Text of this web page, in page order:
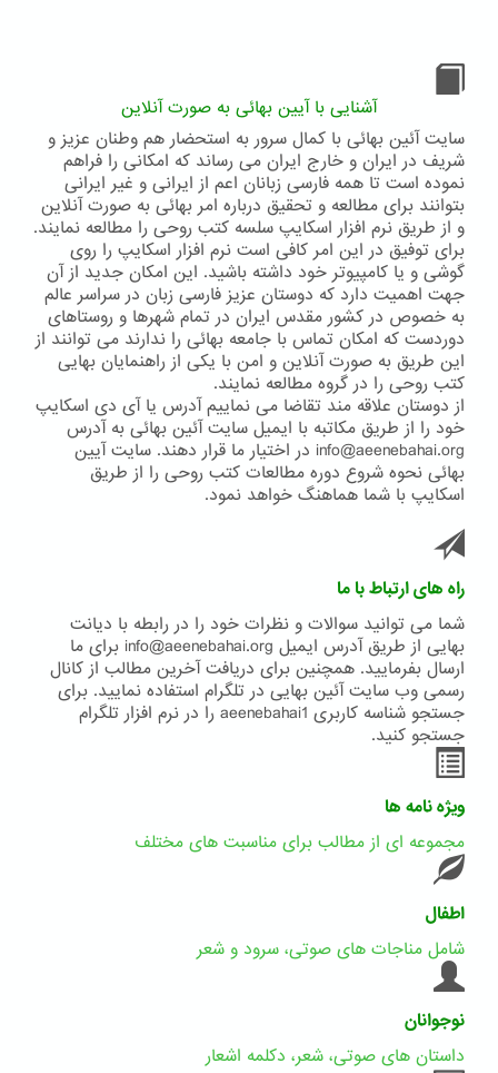
آشنایی با آیین بهائی به صورت آنلاین
سایت آئین بهائی با کمال سرور به استحضار هم وطنان عزیز و
شریف در ایران و خارج ایران می رساند که امکانی را فراهم
نموده است تا همه فارسی زبانان اعم از ایرانی و غیر ایرانی
بتوانند برای مطالعه و تحقیق درباره امر بهائی به صورت آنلاین
و از طریق نرم افزار اسکایپ سلسه کتب روحی را مطالعه نمایند.
برای توفیق در این امر کافی است نرم افزار اسکایپ را روی
گوشی و یا کامپیوتر خود داشته باشید. این امکان جدید از آن
جهت اهمیت دارد که دوستان عزیز فارسی زبان در سراسر عالم
به خصوص در کشور مقدس ایران در تمام شهرها و روستاهای
دوردست که امکان تماس با جامعه بهائی را ندارند می توانند از
این طریق به صورت آنلاین و امن با یکی از راهنمایان بهایی
کتب روحی را در گروه مطالعه نمایند.
از دوستان علاقه مند تقاضا می نماییم آدرس یا آی دی اسکایپ
خود را از طریق مکاتبه با ایمیل سایت آئین بهائی به آدرس
info@aeenebahai.org در اختیار ما قرار دهند. سایت آیین
بهائی نحوه شروع دوره مطالعات کتب روحی را از طریق
اسکایپ با شما هماهنگ خواهد نمود.
راه های ارتباط با ما
شما می توانید سوالات و نظرات خود را در رابطه با دیانت
بهایی از طریق آدرس ایمیل info@aeenebahai.org برای ما
ارسال بفرمایید. همچنین برای دریافت آخرین مطالب از کانال
رسمی وب سایت آئین بهایی در تلگرام استفاده نمایید. برای
جستجو شناسه کاربری aeenebahai1 را در نرم افزار تلگرام
جستجو کنید.
ویژه نامه ها
مجموعه ای از مطالب برای مناسبت های مختلف
اطفال
شامل مناجات های صوتی، سرود و شعر
نوجوانان
داستان های صوتی، شعر، دکلمه اشعار